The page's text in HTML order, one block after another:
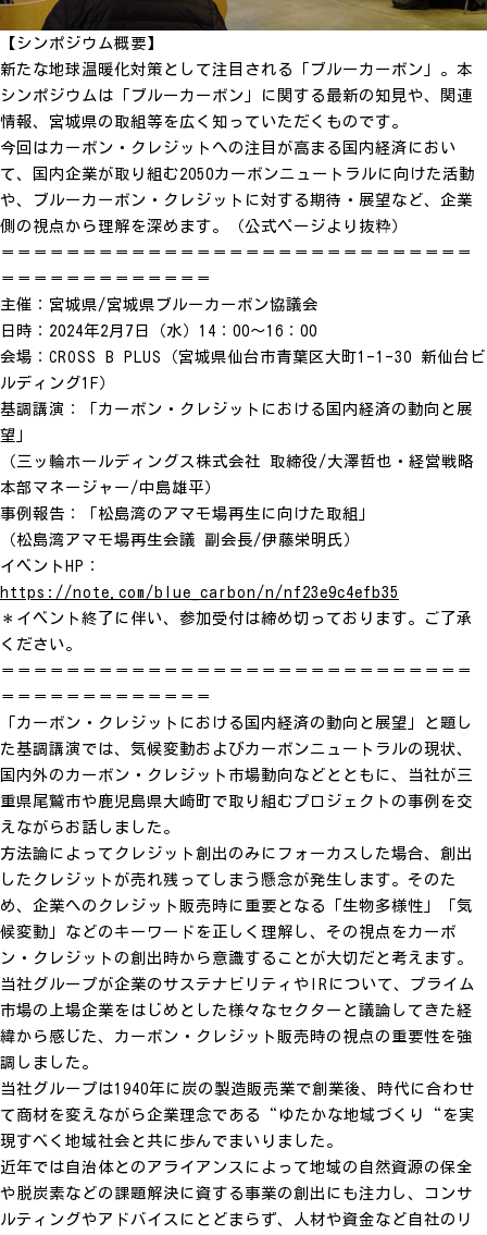
【シンポジウム概要】
新たな地球温暖化対策として注目される「ブルーカーボン」。本
シンポジウムは「ブルーカーボン」に関する最新の知見や、関連
情報、宮城県の取組等を広く知っていただくものです。
今回はカーボン・クレジットへの注目が高まる国内経済におい
て、国内企業が取り組む2050カーボンニュートラルに向けた活動
や、ブルーカーボン・クレジットに対する期待・展望など、企業
側の視点から理解を深めます。（公式ページより抜粋）
＝＝＝＝＝＝＝＝＝＝＝＝＝＝＝＝＝＝＝＝＝＝＝＝＝＝＝＝＝
＝＝＝＝＝＝＝＝＝＝＝＝＝
主催：宮城県/宮城県ブルーカーボン協議会
日時：2024年2月7日（水）14：00〜16：00
会場：CROSS B PLUS（宮城県仙台市青葉区大町1-1-30 新仙台ビ
ルディング1F）
基調講演：「カーボン・クレジットにおける国内経済の動向と展
望」
（三ッ輪ホールディングス株式会社 取締役/大澤哲也・経営戦略
本部マネージャー/中島雄平）
事例報告：「松島湾のアマモ場再生に向けた取組」
（松島湾アマモ場再生会議 副会長/伊藤栄明氏）
イベントHP：
https://note.com/blue_carbon/n/nf23e9c4efb35
＊イベント終了に伴い、参加受付は締め切っております。ご了承
ください。
＝＝＝＝＝＝＝＝＝＝＝＝＝＝＝＝＝＝＝＝＝＝＝＝＝＝＝＝＝
＝＝＝＝＝＝＝＝＝＝＝＝＝
「カーボン・クレジットにおける国内経済の動向と展望」と題し
た基調講演では、気候変動およびカーボンニュートラルの現状、
国内外のカーボン・クレジット市場動向などとともに、当社が三
重県尾鷲市や鹿児島県大崎町で取り組むプロジェクトの事例を交
えながらお話しました。
方法論によってクレジット創出のみにフォーカスした場合、創出
したクレジットが売れ残ってしまう懸念が発生します。そのた
め、企業へのクレジット販売時に重要となる「生物多様性」「気
候変動」などのキーワードを正しく理解し、その視点をカーボ
ン・クレジットの創出時から意識することが大切だと考えます。
当社グループが企業のサステナビリティやIRについて、プライム
市場の上場企業をはじめとした様々なセクターと議論してきた経
緯から感じた、カーボン・クレジット販売時の視点の重要性を強
調しました。
当社グループは1940年に炭の製造販売業で創業後、時代に合わせ
て商材を変えながら企業理念である“ゆたかな地域づくり“を実
現すべく地域社会と共に歩んでまいりました。
近年では自治体とのアライアンスによって地域の自然資源の保全
や脱炭素などの課題解決に資する事業の創出にも注力し、コンサ
ルティングやアドバイスにとどまらず、人材や資金など自社のリ